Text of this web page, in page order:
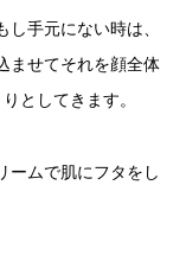
手元にない時は、
ませてそれを顔全体
としてきます。
ームで肌にフタをし